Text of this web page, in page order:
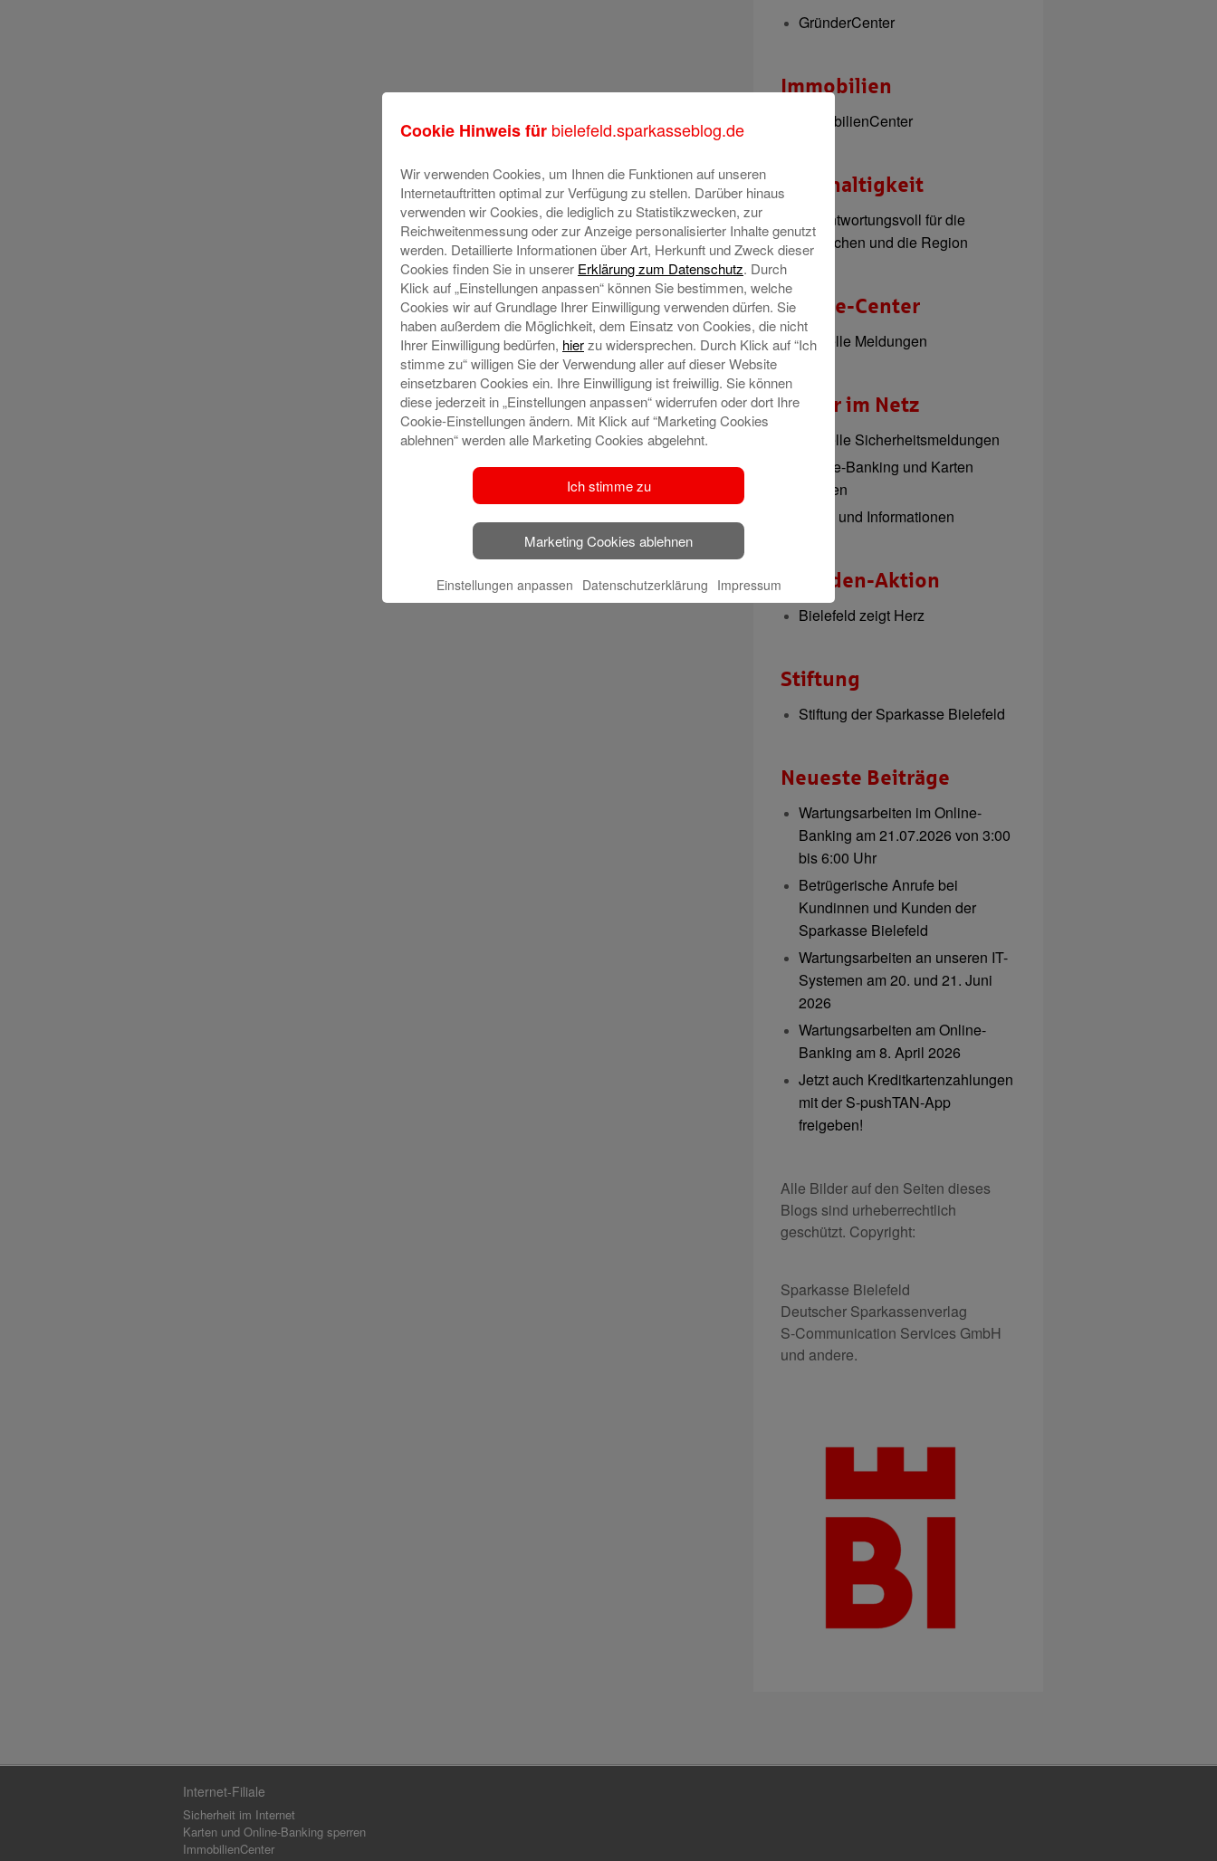
GründerCenter
Immobilien
ImmobilienCenter
Nachhaltigkeit
Verantwortungsvoll für die
Menschen und die Region
Presse-Center
Aktuelle Meldungen
Sicher im Netz
Aktuelle Sicherheitsmeldungen
Online-Banking und Karten
sperren
Tipps und Informationen
Spenden-Aktion
Bielefeld zeigt Herz
Stiftung
Stiftung der Sparkasse Bielefeld
Neueste Beiträge
Wartungsarbeiten im Online-
Banking am 21.07.2026 von 3:00
bis 6:00 Uhr
Betrügerische Anrufe bei
Kundinnen und Kunden der
Sparkasse Bielefeld
Wartungsarbeiten an unseren IT-
Systemen am 20. und 21. Juni
2026
Wartungsarbeiten am Online-
Banking am 8. April 2026
Jetzt auch Kreditkartenzahlungen
mit der S-pushTAN-App
freigeben!
Alle Bilder auf den Seiten dieses
Blogs sind urheberrechtlich
geschützt. Copyright:
Sparkasse Bielefeld
Deutscher Sparkassenverlag
S-Communication Services GmbH
und andere.
Internet-Filiale
Sicherheit im Internet
Karten und Online-Banking sperren
ImmobilienCenter
Cookie Hinweis für bielefeld.sparkasseblog.de
Wir verwenden Cookies, um Ihnen die Funktionen auf unseren
Internetauftritten optimal zur Verfügung zu stellen. Darüber hinaus
verwenden wir Cookies, die lediglich zu Statistikzwecken, zur
Reichweitenmessung oder zur Anzeige personalisierter Inhalte genutzt
werden. Detaillierte Informationen über Art, Herkunft und Zweck dieser
Cookies finden Sie in unserer Erklärung zum Datenschutz. Durch
Klick auf „Einstellungen anpassen“ können Sie bestimmen, welche
Cookies wir auf Grundlage Ihrer Einwilligung verwenden dürfen. Sie
haben außerdem die Möglichkeit, dem Einsatz von Cookies, die nicht
Ihrer Einwilligung bedürfen, hierzu widersprechen. Durch Klick auf “Ich
stimme zu“ willigen Sie der Verwendung aller auf dieser Website
einsetzbaren Cookies ein. Ihre Einwilligung ist freiwillig. Sie können
diese jederzeit in „Einstellungen anpassen“ widerrufen oder dort Ihre
Cookie-Einstellungen ändern. Mit Klick auf “Marketing Cookies
ablehnen“ werden alle Marketing Cookies abgelehnt.
Ich stimme zu
Marketing Cookies ablehnen
Einstellungen anpassen Datenschutzerklärung Impressum